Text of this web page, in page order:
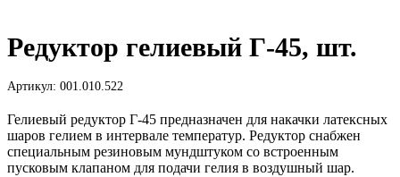
Редуктор гелиевый Г-45, шт.
Артикул: 001.010.522
Гелиевый редуктор Г-45 предназначен для накачки латексных
шаров гелием в интервале температур. Редуктор снабжен
специальным резиновым мундштуком со встроенным
пусковым клапаном для подачи гелия в воздушный шар.